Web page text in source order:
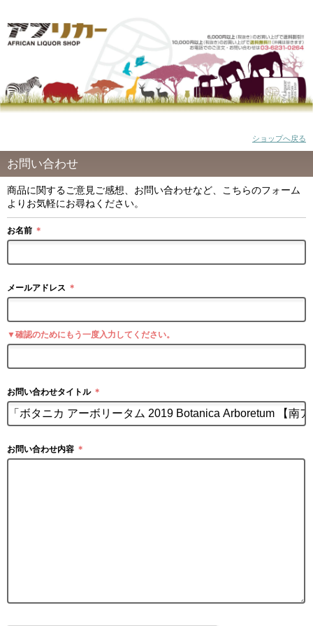
ショップへ戻る
お問い合わせ
商品に関するご意見ご感想、お問い合わせなど、こちらのフォーム
よりお気軽にお尋ねください。
お名前 ＊
メールアドレス ＊
▼確認のためにもう一度入力してください。
お問い合わせタイトル ＊
お問い合わせ内容 ＊